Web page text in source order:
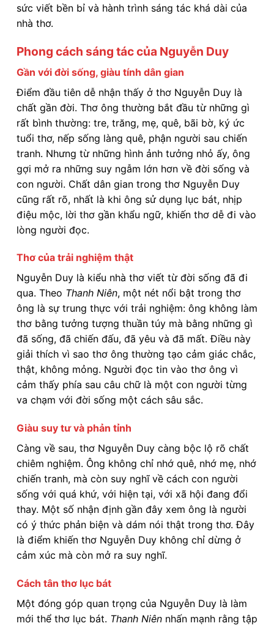
sức viết bền bỉ và hành trình sáng tác khá dài của
nhà thơ.
Phong cách sáng tác của Nguyễn Duy
Gần với đời sống, giàu tính dân gian
Điểm đầu tiên dễ nhận thấy ở thơ Nguyễn Duy là
chất gần đời. Thơ ông thường bắt đầu từ những gì
rất bình thường: tre, trăng, mẹ, quê, bãi bờ, ký ức
tuổi thơ, nếp sống làng quê, phận người sau chiến
tranh. Nhưng từ những hình ảnh tưởng nhỏ ấy, ông
gợi mở ra những suy ngẫm lớn hơn về đời sống và
con người. Chất dân gian trong thơ Nguyễn Duy
cũng rất rõ, nhất là khi ông sử dụng lục bát, nhịp
điệu mộc, lời thơ gần khẩu ngữ, khiến thơ dễ đi vào
lòng người đọc.
Thơ của trải nghiệm thật
Nguyễn Duy là kiểu nhà thơ viết từ đời sống đã đi
qua. Theo Thanh Niên, một nét nổi bật trong thơ
ông là sự trung thực với trải nghiệm: ông không làm
thơ bằng tưởng tượng thuần túy mà bằng những gì
đã sống, đã chiến đấu, đã yêu và đã mất. Điều này
giải thích vì sao thơ ông thường tạo cảm giác chắc,
thật, không mỏng. Người đọc tin vào thơ ông vì
cảm thấy phía sau câu chữ là một con người từng
va chạm với đời sống một cách sâu sắc.
Giàu suy tư và phản tỉnh
Càng về sau, thơ Nguyễn Duy càng bộc lộ rõ chất
chiêm nghiệm. Ông không chỉ nhớ quê, nhớ mẹ, nhớ
chiến tranh, mà còn suy nghĩ về cách con người
sống với quá khứ, với hiện tại, với xã hội đang đổi
thay. Một số nhận định gần đây xem ông là người
có ý thức phản biện và dám nói thật trong thơ. Đây
là điểm khiến thơ Nguyễn Duy không chỉ dừng ở
cảm xúc mà còn mở ra suy nghĩ.
Cách tân thơ lục bát
Một đóng góp quan trọng của Nguyễn Duy là làm
mới thể thơ lục bát. Thanh Niên nhấn mạnh rằng tập